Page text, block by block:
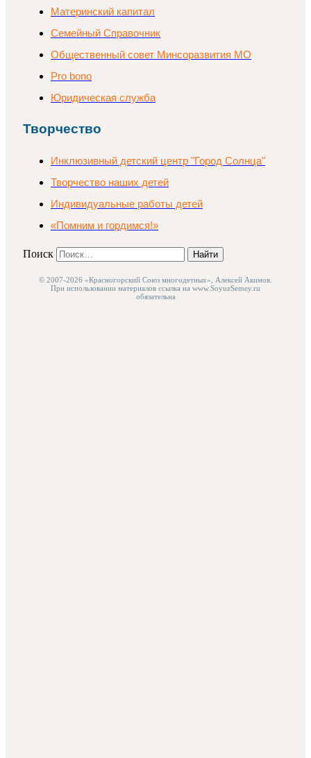
Материнский капитал
Семейный Справочник
Общественный совет Минсоразвития МО
Pro bono
Юридическая служба
Творчество
Инклюзивный детский центр "Город Солнца"
Творчество наших детей
Индивидуальные работы детей
«Помним и гордимся!»
Поиск Найти
© 2007-2026 «Красногорский Союз многодетных», Алексей Акимов.
При использовании материалов ссылка на www.SoyuzSemey.ru
обязательна